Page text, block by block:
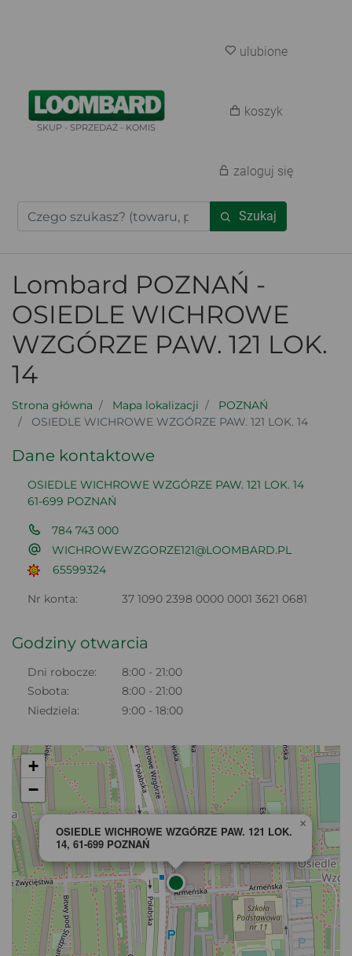
SKUP - SPRZEDAŻ - KOMIS
Szukaj
ulubione
koszyk
zaloguj się
Lombard POZNAŃ -
OSIEDLE WICHROWE
WZGÓRZE PAW. 121 LOK.
14
Strona główna Mapa lokalizacji
POZNAŃ
OSIEDLE WICHROWE WZGÓRZE PAW. 121 LOK. 14
Dane kontaktowe
OSIEDLE WICHROWE WZGÓRZE PAW. 121 LOK. 14
61-699 POZNAŃ
784 743 000
WICHROWEWZGORZE121@LOOMBARD.PL
65599324
Nr konta: 37 1090 2398 0000 0001 3621 0681
Godziny otwarcia
Dni robocze:
8:00 - 21:00
Sobota:
8:00 - 21:00
Niedziela:
9:00 - 18:00
OSIEDLE WICHROWE WZGÓRZE PAW. 121 LOK.
14, 61-699 POZNAŃ
×
+
−